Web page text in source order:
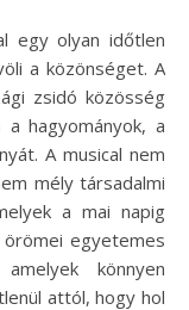
a közönséget. A
zsidó közösség
hagyományok, a
A musical nem
mély társadalmi
a mai napig
örömei egyetemes
könnyen
attól, hogy hol